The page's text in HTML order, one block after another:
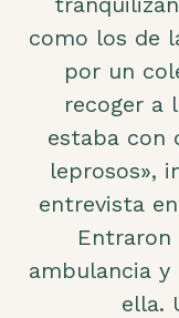
como los de
por un
recoger a
estaba con
leprosos»,
entrevista
Entraron
ambulancia y
ella.